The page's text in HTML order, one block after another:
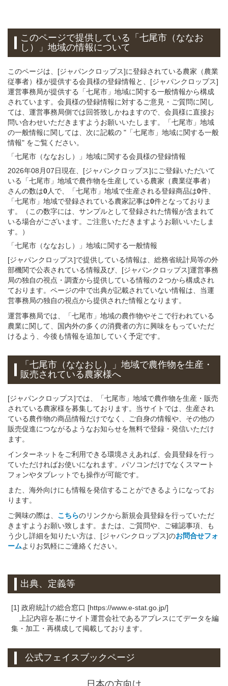
このページで提供している 「七尾市（ななお
し）」地域の情報について
このページは、[ジャパンクロップス]に登録されている農家（農業
従事者）様が提供する会員様の登録情報と、[ジャパンクロップス]
運営事務局が提供する「七尾市」地域に関する一般情報から構成
されています。会員様の登録情報に対するご意見・ご質問に関し
ては、運営事務局側では回答致しかねますので、会員様に直接お
問い合わせいただきますようお願いいたします。「七尾市」地域
の一般情報に関しては、次に記載の "「七尾市」地域に関する一般
情報" をご覧ください。
「七尾市（ななおし）」 地域に関する会員様の登録情報
2026年08月07日現在、[ジャパンクロップス]にご登録いただいて
いる「七尾市」地域で農作物を生産している農家（農業従事者）
さんの数は0人で、「七尾市」地域で生産される登録商品は0件、
「七尾市」地域で登録されている農家記事は0件となっておりま
す。（この数字には、サンプルとして登録された情報が含まれて
いる場合がございます。ご注意いただきますようお願いいたしま
す。）
「七尾市（ななおし）」 地域に関する一般情報
[ジャパンクロップス]で提供している情報は、総務省統計局等の外
部機関で公表されている情報及び、[ジャパンクロップス]運営事務
局の独自の視点・調査から提供している情報の２つから構成され
ております。ページの中で出典が記載されていない情報は、当運
営事務局の独自の視点から提供された情報となります。
運営事務局では、「七尾市」地域の農作物やそこで行われている
農業に関して、国内外の多くの消費者の方に興味をもっていただ
けるよう、今後も情報を追加していく予定です。
「七尾市（ななおし）」地域で農作物を生産・
販売されている農家様へ
[ジャパンクロップス]では、「七尾市」地域で農作物を生産・販売
されている農家様を募集しております。当サイトでは、生産され
ている農作物の商品情報だけでなく、ご自身の情報や、その他の
販売促進につながるようなお知らせを無料で登録・発信いただけ
ます。
インターネットをご利用できる環境さえあれば、会員登録を行っ
ていただければお使いになれます。パソコンだけでなくスマート
フォンやタブレットでも操作が可能です。
また、海外向けにも情報を発信することができるようになってお
ります。
ご興味の際は、 こちらのリンクから新規会員登録を行っていただ
きますようお願い致します。または、ご質問や、ご確認事項、も
う少し詳細を知りたい方は、[ジャパンクロップス]のお問合せフォ
ームよりお気軽にご連絡ください。
出典、定義等
[1] 政府統計の総合窓口 [https://www.e-stat.go.jp/]
上記内容を基にサイト運営会社であるアプレスにてデータを編
集・加工・再構成して掲載しております。
公式フェイスブックページ
日本の方向け